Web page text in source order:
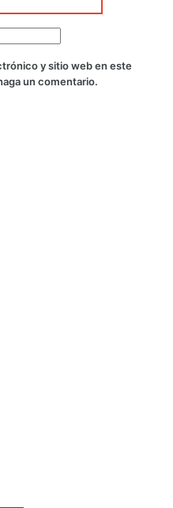
y sitio web en este
un comentario.